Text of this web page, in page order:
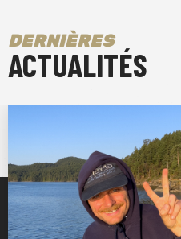
Le single "Hooves" est une
à la bizarrerie physique
paupières, la façon dont
indépendamment les uns
caractéristiques bizarres
éviter les prédateurs.
Foote, "Hooves" incarne un
DERNIÈRES
ACTUALITÉS